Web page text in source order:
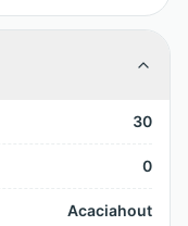
30
0
Acaciahout